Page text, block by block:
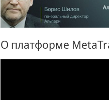
О платформе